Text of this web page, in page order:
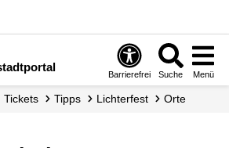
Barrierefrei Suche Menü
Tickets Tipps Lichterfest Orte